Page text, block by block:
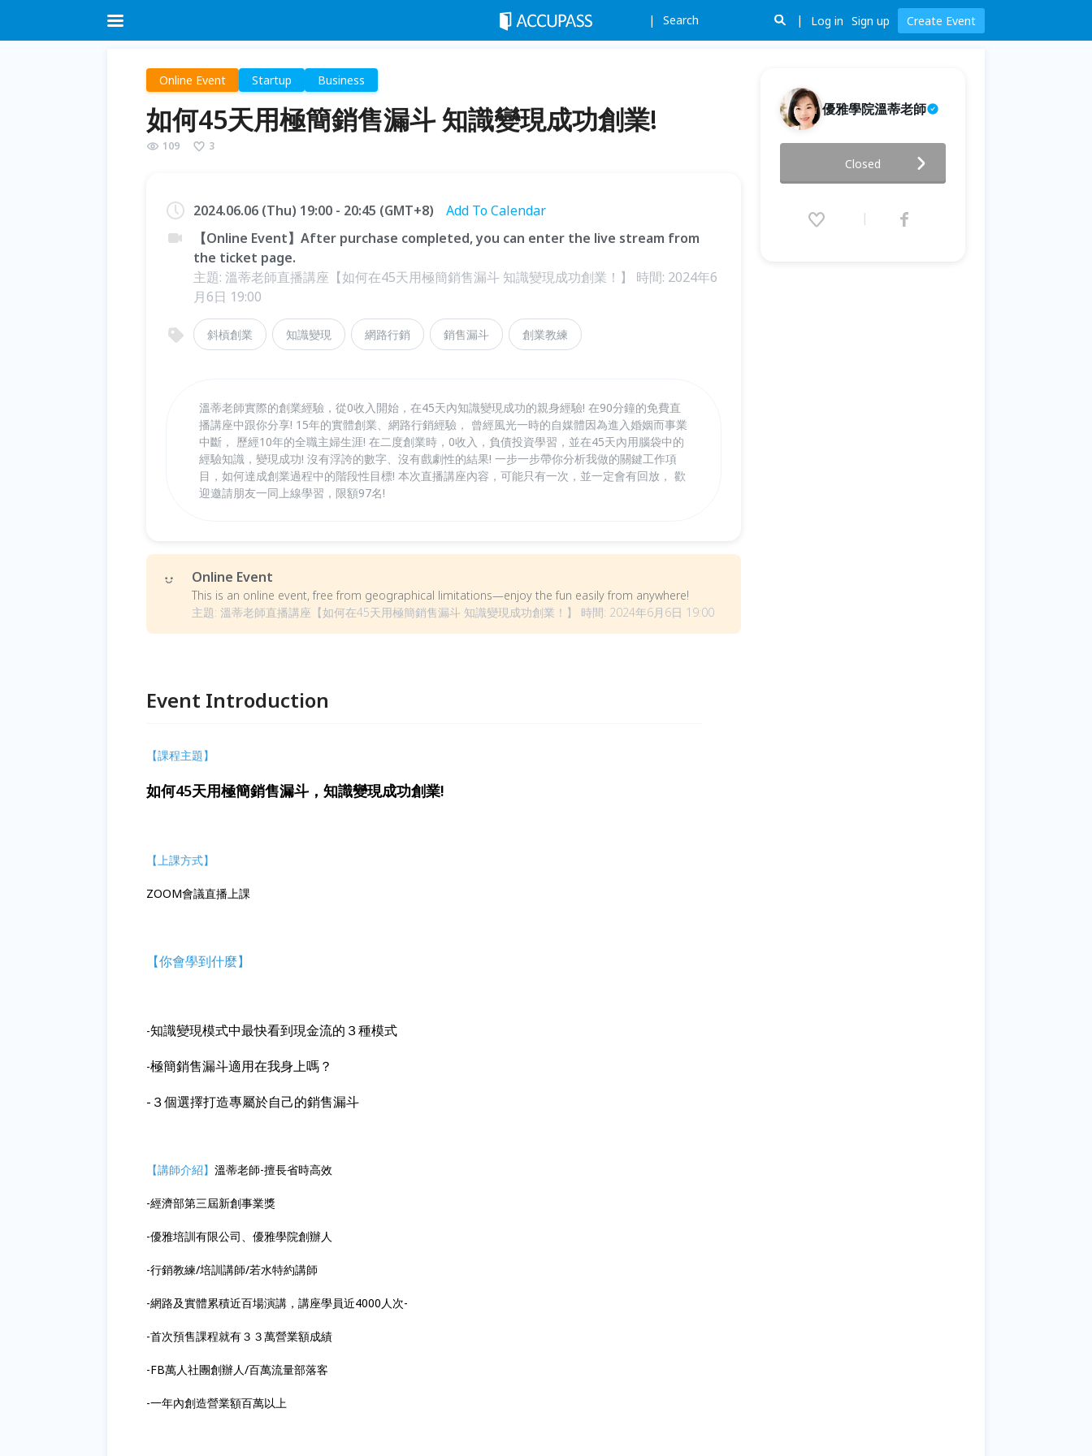
Search Log in Sign up Create Event
Online Event Startup Business
如何45天用極簡銷售漏斗 知識變現成功創業!
109 3
2024.06.06 (Thu) 19:00 - 20:45 (GMT+8)
Add To Calendar
【Online Event】After purchase completed, you can enter the live stream from
the ticket page.
主題: 溫蒂老師直播講座【如何在45天用極簡銷售漏斗 知識變現成功創業！】 時間: 2024年6
月6日 19:00
斜槓創業 知識變現 網路行銷 銷售漏斗 創業教練
溫蒂老師實際的創業經驗，從0收入開始，在45天內知識變現成功的親身經驗! 在90分鐘的免費直
播講座中跟你分享! 15年的實體創業、網路行銷經驗， 曾經風光一時的自媒體因為進入婚姻而事業
中斷， 歷經10年的全職主婦生涯! 在二度創業時，0收入，負債投資學習，並在45天內用腦袋中的
經驗知識，變現成功! 沒有浮誇的數字、沒有戲劇性的結果! 一步一步帶你分析我做的關鍵工作項
目，如何達成創業過程中的階段性目標! 本次直播講座內容，可能只有一次，並一定會有回放， 歡
迎邀請朋友一同上線學習，限額97名!
Online Event
This is an online event, free from geographical limitations—enjoy the fun easily from anywhere!
主題: 溫蒂老師直播講座【如何在45天用極簡銷售漏斗 知識變現成功創業！】 時間: 2024年6月6日 19:00
Event Introduction
【課程主題】
如何45天用極簡銷售漏斗，知識變現成功創業!
【上課方式】
ZOOM會議直播上課
【你會學到什麼】
-知識變現模式中最快看到現金流的３種模式
-極簡銷售漏斗適用在我身上嗎？
-３個選擇打造專屬於自己的銷售漏斗
【講師介紹】 溫蒂老師-擅長省時高效
-經濟部第三屆新創事業獎
-優雅培訓有限公司、優雅學院創辦人
-行銷教練/培訓講師/若水特約講師
-網路及實體累積近百場演講，講座學員近4000人次-
-首次預售課程就有３３萬營業額成績
-FB萬人社團創辦人/百萬流量部落客
-一年內創造營業額百萬以上
優雅學院溫蒂老師
2024.06.06 (Thu) 19:00 - 20:45
Closed